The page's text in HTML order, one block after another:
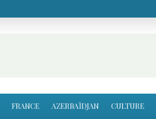
FRANCE AZERBAÏDJAN CULTURE